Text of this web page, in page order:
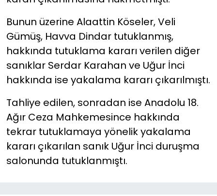
Bunun üzerine Alaattin Köseler, Veli
Gümüş, Havva Dindar tutuklanmış,
hakkında tutuklama kararı verilen diğer
sanıklar Serdar Karahan ve Uğur İnci
hakkında ise yakalama kararı çıkarılmıştı.
Tahliye edilen, sonradan ise Anadolu 18.
Ağır Ceza Mahkemesince hakkında
tekrar tutuklamaya yönelik yakalama
kararı çıkarılan sanık Uğur İnci duruşma
salonunda tutuklanmıştı.